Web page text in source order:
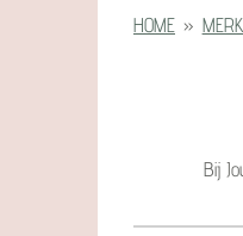
HOME »
Bij